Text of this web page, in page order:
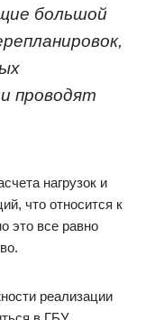
большой
проводят
нагрузок и
что относится к
это все равно
реализации